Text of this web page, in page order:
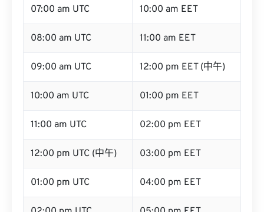
07:00 am UTC 10:00 am EET
08:00 am UTC 11:00 am EET
09:00 am UTC 12:00 pm EET (中午)
10:00 am UTC 01:00 pm EET
11:00 am UTC 02:00 pm EET
12:00 pm UTC (中午) 03:00 pm EET
01:00 pm UTC 04:00 pm EET